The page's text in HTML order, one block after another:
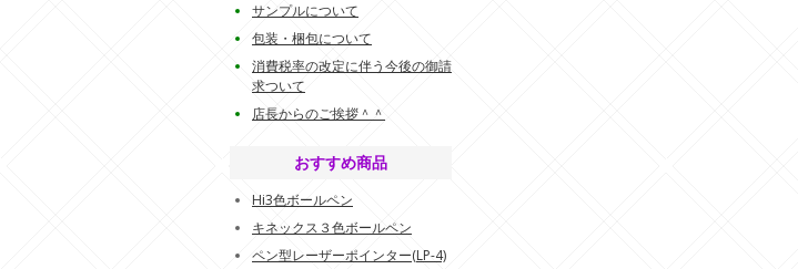
サンプルについて
包装・梱包について
消費税率の改定に伴う今後の御請
求ついて
店長からのご挨拶＾＾
おすすめ商品
Hi3色ボールペン
キネックス３色ボールペン
ペン型レーザーポインター(LP-4)